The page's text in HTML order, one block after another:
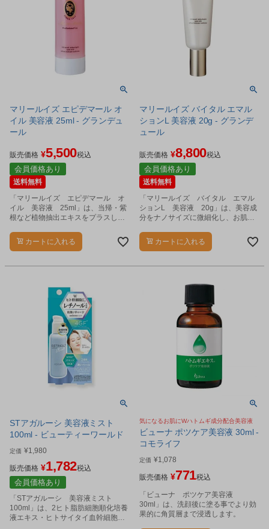
マリールイズ エピデマール オ
イル 美容液 25ml - グランデュ
ール
販売価格 ¥5,500税込
会員価格あり
送料無料
「マリールイズ エピデマール オ
イル 美容液 25ml」は、当帰・紫
根など植物抽出エキスをプラスした
カートに入れる
マリールイズ バイタル エマル
ションL 美容液 20g - グランデ
ュール
販売価格 ¥8,800税込
会員価格あり
送料無料
「マリールイズ バイタル エマル
ションL 美容液 20g」は、美容成
分をナノサイズに微細化し、お肌の
ッセンスです。
カートに入れる
STアガルーシ 美容液ミスト
100ml - ビューティーワールド
定価 ¥1,980
販売価格 ¥1,782税込
会員価格あり
「STアガルーシ 美容液ミスト
100ml」は、2ヒト脂肪細胞順化培養
液エキス・ヒトサイタイ血幹細胞順
気になるお肌にWハトムギ成分配合美容液
ビューナ ポツケア美容液 30ml -
コモライフ
定価 ¥1,078
販売価格 ¥771税込
「ビューナ ポツケア美容液
30ml」は、洗顔後に塗る事でより効
果的に角質層まで浸透します。